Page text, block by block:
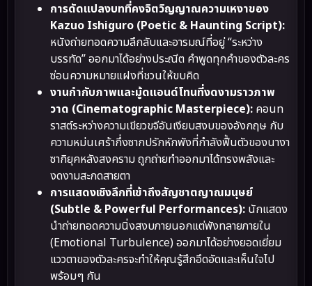
การดัดแปลงบทที่คงจิตวิญญาณความเหงาของ
Kazuo Ishiguro (Poetic & Haunting Script):
หนังถ่ายทอดความลึกลับและอารมณ์ที่อยู่ “ระหว่าง
บรรทัด” ออกมาได้อย่างประณีต คำพูดทุกคำของตัวละคร
ซ่อนความหมายแฝงที่ชวนให้ขบคิด
งานกำกับภาพและมู้ดแอนด์โทนที่งดงามราวภาพ
วาด (Cinematographic Masterpiece): คอนท
ราสต์ระหว่างความเขียวขจีอันเงียบสงบของอังกฤษ กับ
ความหม่นเศร้ากึ่งซากปรักหักพังที่กำลังฟื้นตัวของนางา
ซากิยุคหลังสงคราม ถูกถ่ายทำออกมาได้ทรงพลังและ
งดงามสะกดสายตา
การแสดงเชิงลึกที่เข้าถึงสัญชาตญาณมนุษย์
(Subtle & Powerful Performances): นักแสดง
นำถ่ายทอดความนิ่งสงบภายนอกแต่พังทลายภายใน
(Emotional Turbulence) ออกมาได้อย่างยอดเยี่ยม
แววตาของตัวละครจะทำให้คุณรู้สึกอึดอัดและเห็นใจไป
พร้อมๆ กัน